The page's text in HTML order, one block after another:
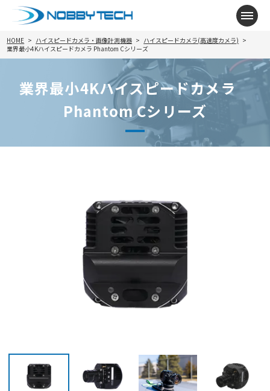
メニ
HOME ハイスピードカメラ・画像計測機器
ハイスピードカメラ(高速度カメラ)
業界最小4Kハイスピードカメラ Phantom Cシリーズ
業界最小4Kハイスピードカメラ
Phantom Cシリーズ